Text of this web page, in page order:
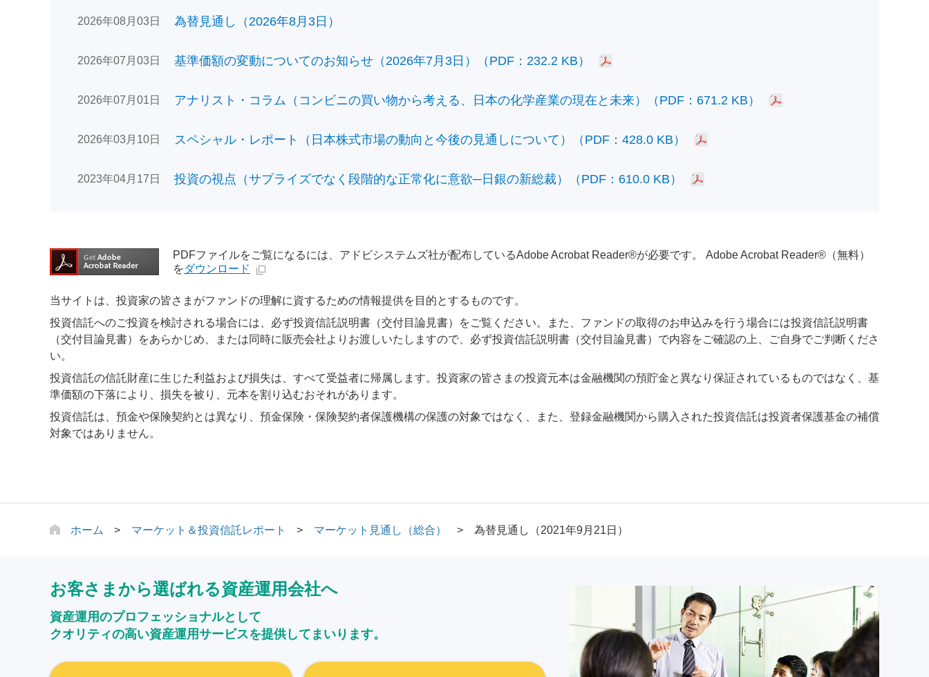
2026年08月03日 為替見通し（2026年8月3日）
2026年07月03日 基準価額の変動についてのお知らせ（2026年7月3日）（PDF：232.2 KB）
2026年07月01日 アナリスト・コラム（コンビニの買い物から考える、日本の化学産業の現在と未来）（PDF：671.2 KB）
2026年03月10日 スペシャル・レポート（日本株式市場の動向と今後の見通しについて）（PDF：428.0 KB）
2023年04月17日 投資の視点（サプライズでなく段階的な正常化に意欲─日銀の新総裁）（PDF：610.0 KB）
PDFファイルをご覧になるには、アドビシステムズ社が配布しているAdobe Acrobat Reader®が必要です。 Adobe Acrobat Reader®（無料）
をダウンロード
当サイトは、投資家の皆さまがファンドの理解に資するための情報提供を目的とするものです。
投資信託へのご投資を検討される場合には、必ず投資信託説明書（交付目論見書）をご覧ください。また、ファンドの取得のお申込みを行う場合には投資信託説明書
（交付目論見書）をあらかじめ、または同時に販売会社よりお渡しいたしますので、必ず投資信託説明書（交付目論見書）で内容をご確認の上、ご自身でご判断くださ
い。
投資信託の信託財産に生じた利益および損失は、すべて受益者に帰属します。投資家の皆さまの投資元本は金融機関の預貯金と異なり保証されているものではなく、基
準価額の下落により、損失を被り、元本を割り込むおそれがあります。
投資信託は、預金や保険契約とは異なり、預金保険・保険契約者保護機構の保護の対象ではなく、また、登録金融機関から購入された投資信託は投資者保護基金の補償
対象ではありません。
ホーム マーケット＆投資信託レポート マーケット見通し（総合） 為替見通し（2021年9月21日）
お客さまから選ばれる資産運用会社へ
資産運用のプロフェッショナルとして
クオリティの高い資産運用サービスを提供してまいります。